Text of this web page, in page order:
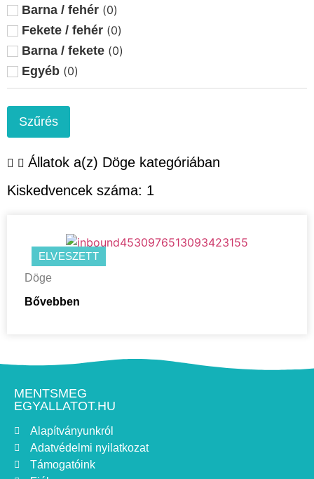
Herend (0)
Jászfényszaru (0
Kaposvár (0)
Karácsond
Kerekegyháza
Kisvárda
Kocs
0
Monok (0)
Nyírpazony
Pusztaszabolcs
Simontornya
Solymár (
Szentlőrinc (0)
Táborfalva (0 )
Tárnok ( 0)
Tata (0)
Barna / fehér (0)
Fekete / fehér (0)
Barna / fekete (0)
Egyéb (0)
Szűrés
Állatok a(z) Döge kategóriában
Kiskedvencek száma: 1
Döge
Bővebben
ELVESZETT
MENTSMEG
EGYALLATOT.HU
Alapítványunkról
Adatvédelmi nyilatkozat
Támogatóink